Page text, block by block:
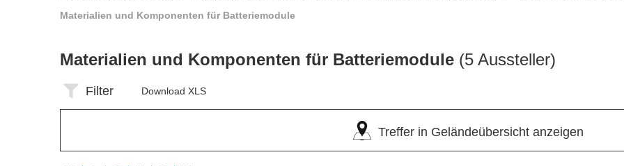
Materialien und Komponenten für Batteriemodule
Materialien und Komponenten für Batteriemodule (5 Aussteller)
Filter Download XLS
Treffer in Geländeübersicht anzeigen